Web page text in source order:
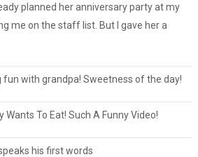
planned her anniversary party at my
me on the staff list. But I gave her a
fun with grandpa! Sweetness of the day!
Wants To Eat! Such A Funny Video!
his first words